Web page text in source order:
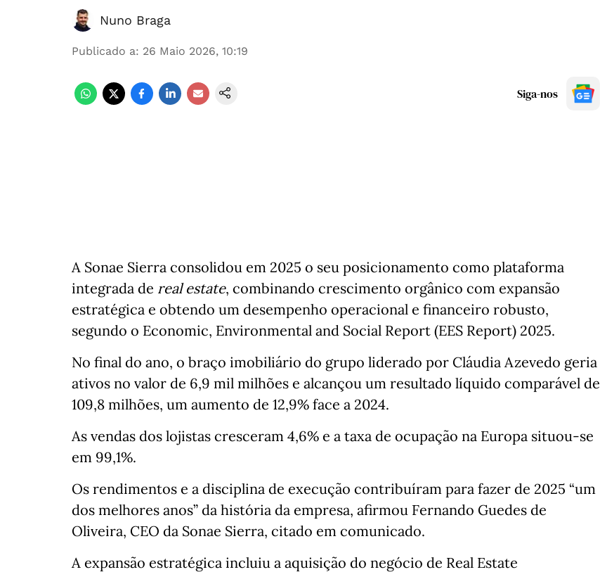
Nuno Braga
Publicado a: 26 Maio 2026, 10:19
Siga-nos
A Sonae Sierra consolidou em 2025 o seu posicionamento como plataforma
integrada de real estate, combinando crescimento orgânico com expansão
estratégica e obtendo um desempenho operacional e financeiro robusto,
segundo o Economic, Environmental and Social Report (EES Report) 2025.
No final do ano, o braço imobiliário do grupo liderado por Cláudia Azevedo geria
ativos no valor de 6,9 mil milhões e alcançou um resultado líquido comparável de
109,8 milhões, um aumento de 12,9% face a 2024.
As vendas dos lojistas cresceram 4,6% e a taxa de ocupação na Europa situou‑se
em 99,1%.
Os rendimentos e a disciplina de execução contribuíram para fazer de 2025 “um
dos melhores anos” da história da empresa, afirmou Fernando Guedes de
Oliveira, CEO da Sonae Sierra, citado em comunicado.
A expansão estratégica incluiu a aquisição do negócio de Real Estate